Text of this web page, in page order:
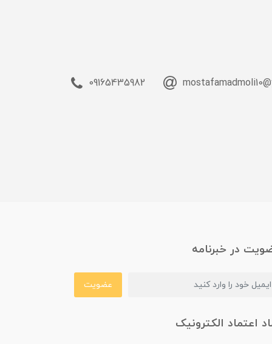
09165435982
در خبرنامه
عضویت
اعتماد الکترونیک